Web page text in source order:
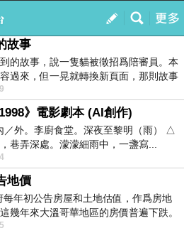
我的
訂閱
故事
的故事，說一隻貓被徵招爲陪審員。本
過來，但一晃就轉換新頁面，那則故事
1998》電影劇本 (AI創作)
／外。李廚食堂。深夜至黎明（雨） △
巷弄深處。濛濛細雨中，一盞寫...
地價
每年初公告房屋和土地估值，作爲房地
幾年來大溫哥華地區的房價普遍下跌。